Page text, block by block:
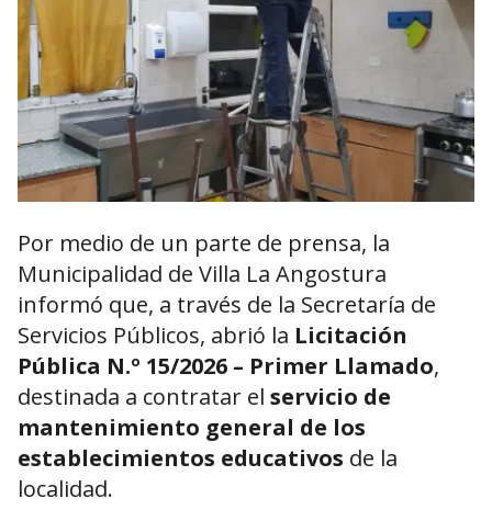
Por medio de un parte de prensa, la
Municipalidad de Villa La Angostura
informó que, a través de la Secretaría de
Servicios Públicos, abrió la Licitación
Pública N.º 15/2026 – Primer Llamado,
destinada a contratar el servicio de
mantenimiento general de los
establecimientos educativos de la
localidad.